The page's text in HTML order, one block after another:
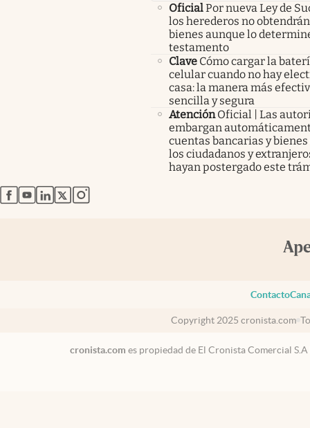
OficialPor nueva Ley de
los herederos no
bienes aunque lo
testamento
Clave Cómo cargar la
celular cuando no hay
casa: la manera más
sencilla y segura
Atención Oficial | Las
embargan
cuentas bancarias y bienes
los ciudadanos y
hayan postergado este
abre en nueva pestaña
abre en nueva pestaña
abre en nueva pestaña
abre en nueva pestaña
abre en nueva pestaña
Contacto
Copyright 2025 cronista.com
cronista.com es propiedad de El Cronista Comercial